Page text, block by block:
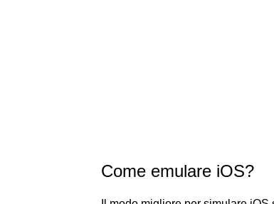
Come emulare iOS?